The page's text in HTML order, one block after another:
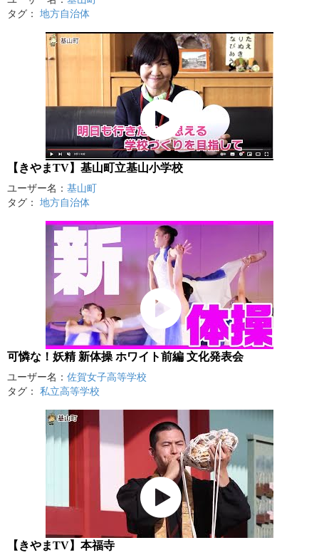
タグ： 地方自治体
【きやまTV】基山町立基山小学校
ユーザー名： 基山町
タグ： 地方自治体
可憐な！妖精 新体操 ホワイト前編 文化発表会
ユーザー名： 佐賀女子高等学校
タグ： 私立高等学校
【きやまTV】本福寺